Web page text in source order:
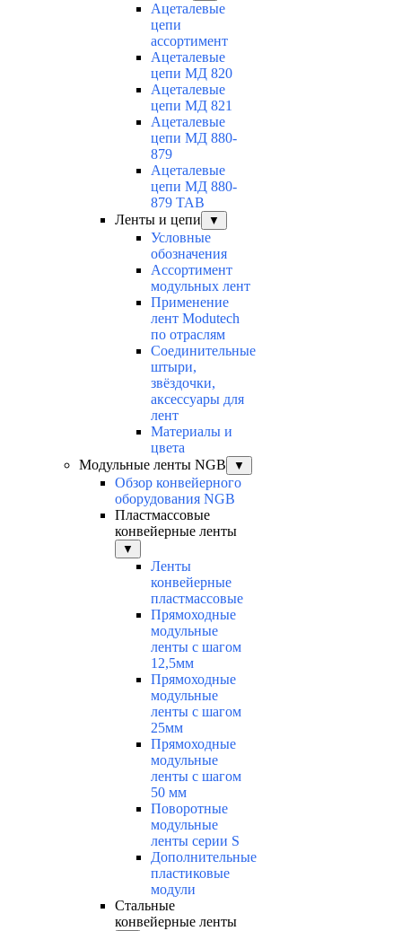
Ацеталевые
цепи
ассортимент
Ацеталевые
цепи МД 820
Ацеталевые
цепи МД 821
Ацеталевые
цепи МД 880-
879
Ацеталевые
цепи МД 880-
879 ТАВ
Ленты и цепи
▼
Условные
обозначения
Ассортимент
модульных лент
Применение
лент Modutech
по отраслям
Соединительные
штыри,
звёздочки,
аксессуары для
лент
Материалы и
цвета
Модульные ленты NGB
▼
Обзор конвейерного
оборудования NGB
Пластмассовые
конвейерные ленты
▼
Ленты
конвейерные
пластмассовые
Прямоходные
модульные
ленты с шагом
12,5мм
Прямоходные
модульные
ленты с шагом
25мм
Прямоходные
модульные
ленты с шагом
50 мм
Поворотные
модульные
ленты серии S
Дополнительные
пластиковые
модули
Стальные
конвейерные ленты